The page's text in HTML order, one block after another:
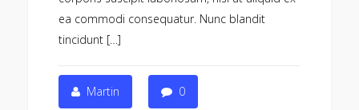
ea commodi consequatur. Nunc blandit
tincidunt […]
Martin 0